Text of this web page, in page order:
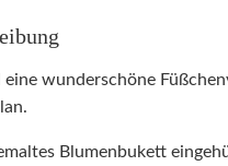
wunderschöne
Blumenbukett